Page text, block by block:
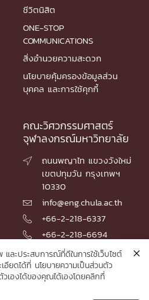
ชีวิตนิสิต
ONE-STOP
COMMUNICATIONS
สิ่งอำนวยความสะดวก
นโยบายคุ้มครองข้อมูลส่วน
บุคคล และการใช้คุกกี้
คณะวิศวกรรมศาสตร์
จุฬาลงกรณ์มหาวิทยาลัย

ถนนพญาไท แขวงวังใหม่
เขตปทุมวัน กรุงเทพฯ
10330
 info@eng.chula.ac.th
 +66-2-218-6337
 +66-2-218-6694
Chulalongkorn University
ละประสบการณ์ที่ดีในการใช้เว็บไซต์
อียดได้ที่ นโยบายความเป็นส่วนตัว
เองได้ของคุณได้เองโดยคลิกที่